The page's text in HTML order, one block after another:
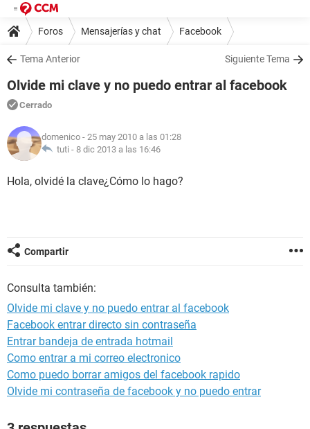
Foros Mensajerías y chat Facebook
Tema Anterior Siguiente Tema
Olvide mi clave y no puedo entrar al facebook
Cerrado
domenico - 25 may 2010 a las 01:28
tuti - 8 dic 2013 a las 16:46
Hola, olvidé la clave¿Cómo lo hago?
Compartir
Consulta también:
Olvide mi clave y no puedo entrar al facebook
Facebook entrar directo sin contraseña
Entrar bandeja de entrada hotmail
Como entrar a mi correo electronico
Como puedo borrar amigos del facebook rapido
Olvide mi contraseña de facebook y no puedo entrar